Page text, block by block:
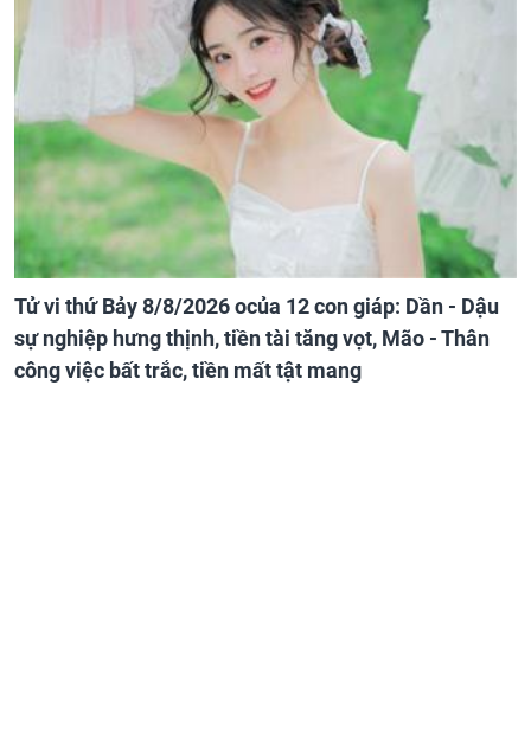
Tử vi thứ Bảy 8/8/2026 ocủa 12 con giáp: Dần - Dậu
sự nghiệp hưng thịnh, tiền tài tăng vọt, Mão - Thân
công việc bất trắc, tiền mất tật mang